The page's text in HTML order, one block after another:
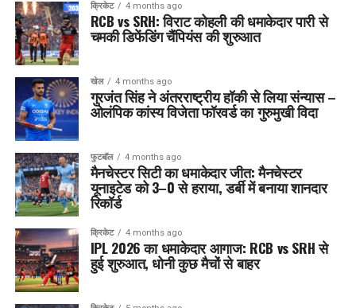
क्रिकेट 4 months ago
RCB vs SRH: विराट कोहली की धमाकेदार पारी से
चमकी डिफेंडिंग चैंपियंस की शुरुआत
खेल 4 months ago
गुरजंत सिंह ने अंतरराष्ट्रीय हॉकी से लिया संन्यास –
ओलंपिक कांस्य विजेता फॉरवर्ड का गुरुमुखी विदा
फुटबॉल 4 months ago
मैनचेस्टर सिटी का धमाकेदार जीत: मैनचेस्टर
यूनाइटेड को 3–0 से हराया, डर्बी में बनाया शानदार
रिकॉर्ड
क्रिकेट 4 months ago
IPL 2026 का धमाकेदार आगाज: RCB vs SRH से
हुई शुरुआत, धोनी कुछ मैचों से बाहर